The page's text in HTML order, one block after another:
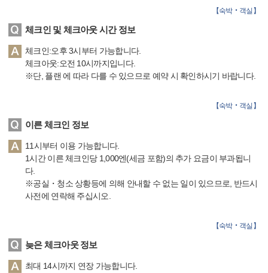
【숙박‧객실 】
체크인 및 체크아웃 시간 정보
체크인:오후 3시부터 가능합니다.
체크아웃:오전 10시까지입니다.
※단, 플랜 에 따라 다를 수 있으므로 예약 시 확인하시기 바랍니다.
【숙박‧객실 】
이른 체크인 정보
11시부터 이용 가능합니다.
1시간 이른 체크인당 1,000엔(세금 포함)의 추가 요금이 부과됩니
다.
※공실・청소 상황등에 의해 안내할 수 없는 일이 있으므로, 반드시
사전에 연락해 주십시오.
【숙박‧객실 】
늦은 체크아웃 정보
최대 14시까지 연장 가능합니다.